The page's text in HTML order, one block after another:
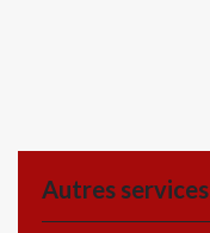
Autres services